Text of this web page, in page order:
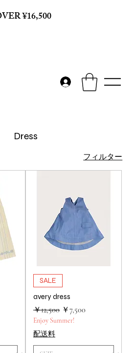
¥16,500
Dress
フィルター
SALE
avery dress
通常価格
￥12,500 セール価格
￥7,500
Enjoy Summer!
配送料